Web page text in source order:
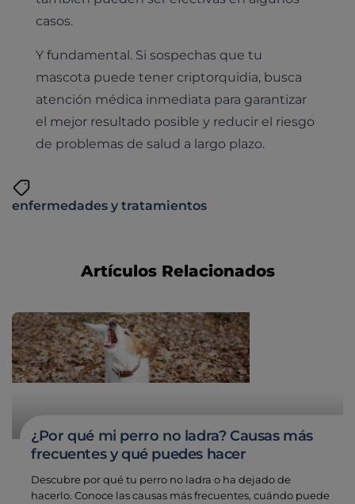
casos.
Y fundamental. Si sospechas que tu
mascota puede tener criptorquidia, busca
atención médica inmediata para garantizar
el mejor resultado posible y reducir el riesgo
de problemas de salud a largo plazo.
enfermedades y tratamientos
Artículos Relacionados
¿Por qué mi perro no ladra? Causas más
frecuentes y qué puedes hacer
Descubre por qué tu perro no ladra o ha dejado de
hacerlo. Conoce las causas más frecuentes, cuándo puede